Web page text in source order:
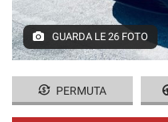
GUARDA LE 26 FOTO
PERMUTA